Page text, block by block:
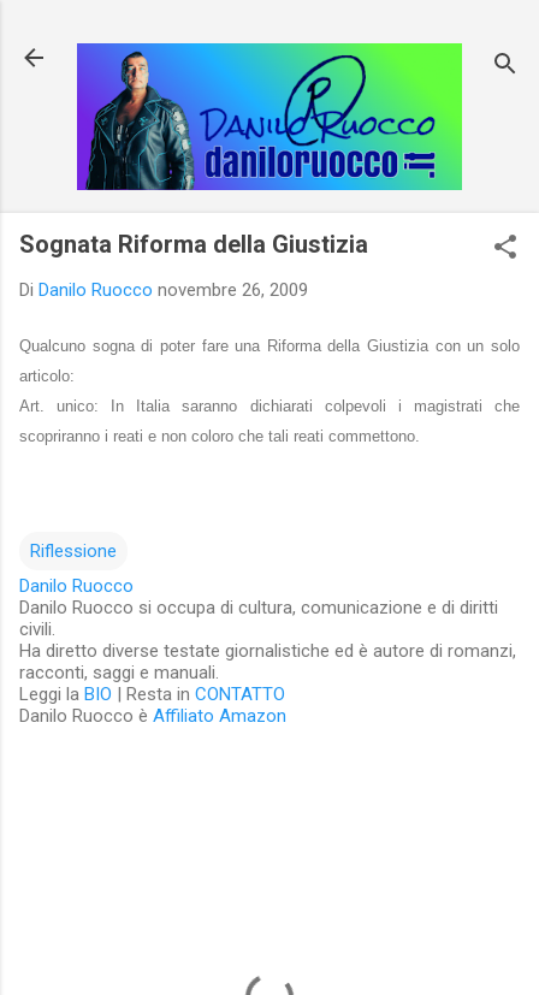
Sognata Riforma della Giustizia
Di Danilo Ruocco novembre 26, 2009
Qualcuno sogna di poter fare una Riforma della Giustizia con un solo
articolo:
Art. unico: In Italia saranno dichiarati colpevoli i magistrati che
scopriranno i reati e non coloro che tali reati commettono.
Riflessione
Danilo Ruocco
Danilo Ruocco si occupa di cultura, comunicazione e di diritti
civili.
Ha diretto diverse testate giornalistiche ed è autore di romanzi,
racconti, saggi e manuali.
Leggi la BIO | Resta in CONTATTO
Danilo Ruocco è Affiliato Amazon